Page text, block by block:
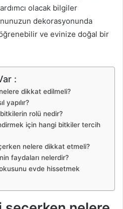
olacak bilgiler
dekorasyonunda
ve evinize doğal bir
:
dikkat edilmeli?
yapılır?
rolü nedir?
için hangi bitkiler tercih
nelere dikkat etmeli?
faydaları nelerdir?
evde hissetmek